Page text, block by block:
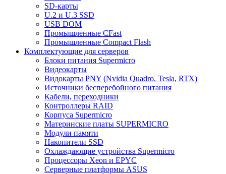
SD-карты
U.2 и U.3 SSD
USB DOM
Промышленные CFast
Промышленные Compact Flash
Комплектующие для серверов
Блоки питания Supermicro
Видеокарты
Видокарты PNY (Nvidia Quadro, Tesla, RTX)
Источники бесперебойного питания
Кабели, переходники
Контроллеры RAID
Корпуса Supermicro
Материнские платы SUPERMICRO
Модули памяти
Накопители SSD
Охлаждающие устройства Supermicro
Процессоры Xeon и EPYC
Серверные платформы ASUS